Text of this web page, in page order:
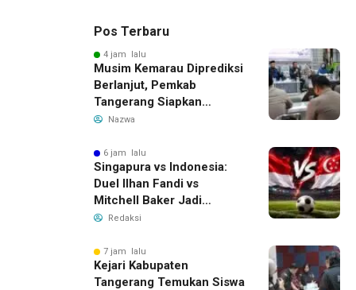
Pos Terbaru
4 jam lalu
Musim Kemarau Diprediksi
Berlanjut, Pemkab
Tangerang Siapkan
Langkah Antisipasi Krisis
Nazwa
6 jam lalu
Singapura vs Indonesia:
Duel Ilhan Fandi vs
Mitchell Baker Jadi
Sorotan di Piala AFF 2026
Redaksi
7 jam lalu
Kejari Kabupaten
Tangerang Temukan Siswa